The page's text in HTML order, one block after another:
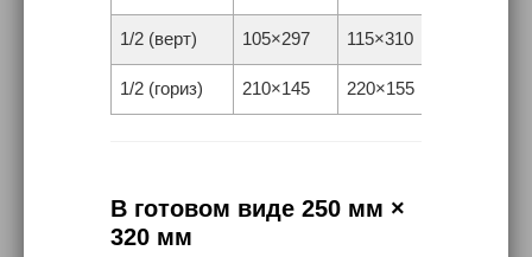
1/2 (верт) 105×297 115×310
1/2 (гориз) 210×145 220×155
В готовом виде 250 мм ×
320 мм